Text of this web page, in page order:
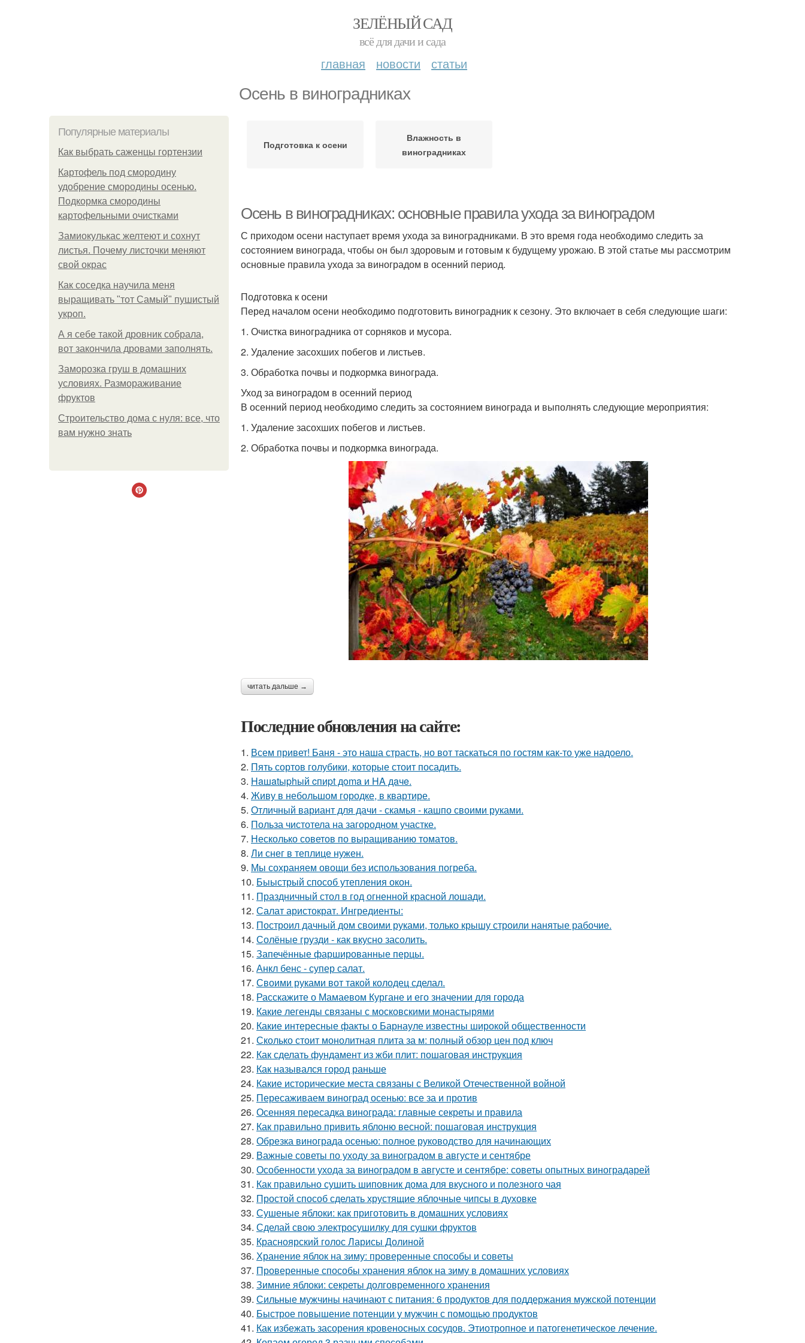
ЗЕЛЁНЫЙ САД
всё для дачи и сада
главная новости статьи
Осень в виноградниках
Популярные материалы
Как выбрать саженцы гортензии
Картофель под смородину
удобрение смородины осенью.
Подкормка смородины
картофельными очистками
Замиокулькас желтеют и сохнут
листья. Почему листочки меняют
свой окрас
Как соседка научила меня
выращивать "тот Самый" пушистый
укроп.
А я себе такой дровник собрала,
вот закончила дровами заполнять.
Заморозка груш в домашних
условиях. Размораживание
фруктов
Строительство дома с нуля: все, что
вам нужно знать
Подготовка к осени
Влажность в
виноградниках
Осень в виноградниках: основные правила ухода за виноградом
С приходом осени наступает время ухода за виноградниками. В это время года необходимо следить за
состоянием винограда, чтобы он был здоровым и готовым к будущему урожаю. В этой статье мы рассмотрим
основные правила ухода за виноградом в осенний период.
Подготовка к осени
Перед началом осени необходимо подготовить виноградник к сезону. Это включает в себя следующие шаги:
1. Очистка виноградника от сорняков и мусора.
2. Удаление засохших побегов и листьев.
3. Обработка почвы и подкормка винограда.
Уход за виноградом в осенний период
В осенний период необходимо следить за состоянием винограда и выполнять следующие мероприятия:
1. Удаление засохших побегов и листьев.
2. Обработка почвы и подкормка винограда.
читать дальше →
Последние обновления на сайте:
1. Всем привет! Баня - это наша страсть, но вот таскаться по гостям как-то уже надоело.
2. Пять сортов голубики, которые стоит посадить.
3. Haшatыphый cпиpt дoma и HA дaчe.
4. Живу в небольшом городке, в квартире.
5. Отличный вариант для дачи - скамья - кашпо своими руками.
6. Польза чистотела на загородном участке.
7. Несколько советов по выращиванию томатов.
8. Ли снег в теплице нужен.
9. Мы сохраняем овощи без использования погреба.
10. Быыстрый способ утепления окон.
11. Праздничный стол в год огненной красной лошади.
12. Салат аристократ. Ингредиенты:
13. Построил дачный дом своими руками, только крышу строили нанятые рабочие.
14. Солёные грузди - как вкусно засолить.
15. Запечённые фаршированные перцы.
16. Анкл бенс - супер салат.
17. Своими руками вот такой колодец сделал.
18. Расскажите о Мамаевом Кургане и его значении для города
19. Какие легенды связаны с московскими монастырями
20. Какие интересные факты о Барнауле известны широкой общественности
21. Сколько стоит монолитная плита за м: полный обзор цен под ключ
22. Как сделать фундамент из жби плит: пошаговая инструкция
23. Как назывался город раньше
24. Какие исторические места связаны с Великой Отечественной войной
25. Пересаживаем виноград осенью: все за и против
26. Осенняя пересадка винограда: главные секреты и правила
27. Как правильно привить яблоню весной: пошаговая инструкция
28. Обрезка винограда осенью: полное руководство для начинающих
29. Важные советы по уходу за виноградом в августе и сентябре
30. Особенности ухода за виноградом в августе и сентябре: советы опытных виноградарей
31. Как правильно сушить шиповник дома для вкусного и полезного чая
32. Простой способ сделать хрустящие яблочные чипсы в духовке
33. Сушеные яблоки: как приготовить в домашних условиях
34. Сделай свою электросушилку для сушки фруктов
35. Красноярский голос Ларисы Долиной
36. Хранение яблок на зиму: проверенные способы и советы
37. Проверенные способы хранения яблок на зиму в домашних условиях
38. Зимние яблоки: секреты долговременного хранения
39. Сильные мужчины начинают с питания: 6 продуктов для поддержания мужской потенции
40. Быстрое повышение потенции у мужчин с помощью продуктов
41. Как избежать засорения кровеносных сосудов. Этиотропное и патогенетическое лечение.